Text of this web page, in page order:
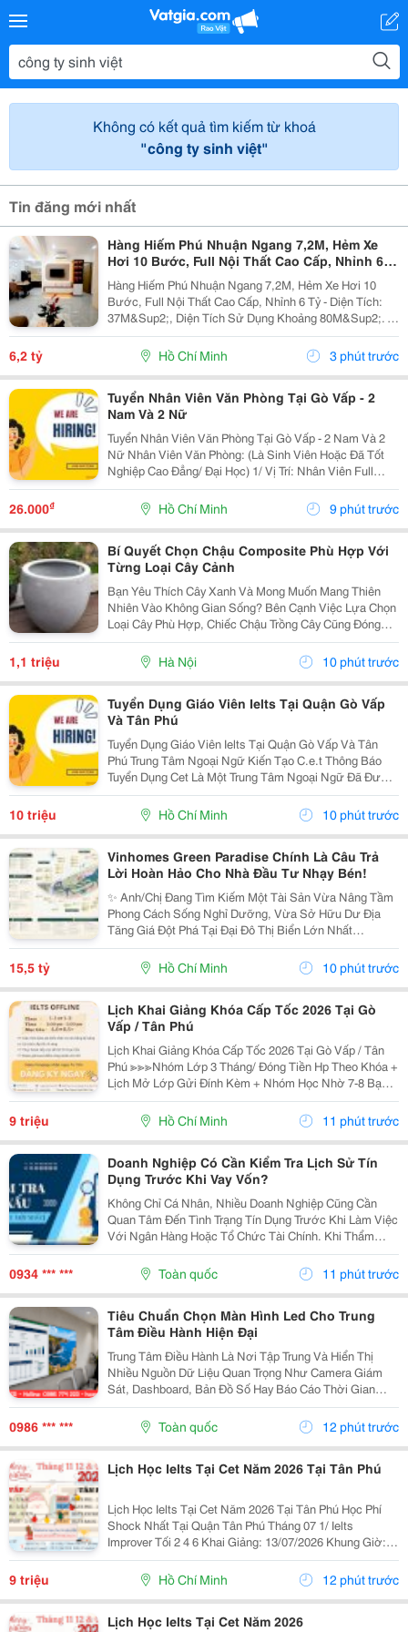
Không có kết quả tìm kiếm từ khoá
"công ty sinh việt"
Tin đăng mới nhất
Hàng Hiếm Phú Nhuận Ngang 7,2M, Hẻm Xe
Hơi 10 Bước, Full Nội Thất Cao Cấp, Nhỉnh 6
Tỷ
Hàng Hiếm Phú Nhuận Ngang 7,2M, Hẻm Xe Hơi 10
Bước, Full Nội Thất Cao Cấp, Nhỉnh 6 Tỷ - Diện Tích:
37M&Sup2;, Diện Tích Sử Dụng Khoảng 80M&Sup2;. -
Kết Cấu: 1 Trệt 1 Lầu, Gồm 3 Phòng Ngủ, 2 Wc; Có 1
Phòng Ngủ Tầng Trệt, Ban Công Thông 2 Phòng...
6,2 tỷ Hồ Chí Minh 3 phút trước
Tuyển Nhân Viên Văn Phòng Tại Gò Vấp - 2
Nam Và 2 Nữ
Tuyển Nhân Viên Văn Phòng Tại Gò Vấp - 2 Nam Và 2
Nữ Nhân Viên Văn Phòng: (Là Sinh Viên Hoặc Đã Tốt
Nghiệp Cao Đẳng/ Đại Học) 1/ Vị Trí: Nhân Viên Full
Time (2 Nam 2 Nữ) Ca Làm: 13:00 Đến 21:00 (1 Tháng
Được Nghỉ Phép 1 Ngày, Và Hưởng Các Ngày...
26.000₫ Hồ Chí Minh 9 phút trước
Bí Quyết Chọn Chậu Composite Phù Hợp Với
Từng Loại Cây Cảnh
Bạn Yêu Thích Cây Xanh Và Mong Muốn Mang Thiên
Nhiên Vào Không Gian Sống? Bên Cạnh Việc Lựa Chọn
Loại Cây Phù Hợp, Chiếc Chậu Trồng Cây Cũng Đóng
Vai Trò Vô Cùng Quan Trọng. Không Chỉ Là Nơi Giúp
Cây Phát Triển Khỏe Mạnh, Chậu Còn Góp Phần Tạo
Nên Vẻ...
1,1 triệu Hà Nội 10 phút trước
Tuyển Dụng Giáo Viên Ielts Tại Quận Gò Vấp
Và Tân Phú
Tuyển Dụng Giáo Viên Ielts Tại Quận Gò Vấp Và Tân
Phú Trung Tâm Ngoại Ngữ Kiến Tạo C.e.t Thông Báo
Tuyển Dụng Cet Là Một Trung Tâm Ngoại Ngữ Đã Được
Thành Lập 16 Năm Chuyên Về Chương Trình Anh Văn
Học Thuật Ielts &Ndash; Toefl Ibt. Trung Tâm...
10 triệu Hồ Chí Minh 10 phút trước
Vinhomes Green Paradise Chính Là Câu Trả
Lời Hoàn Hảo Cho Nhà Đầu Tư Nhạy Bén!
✨ Anh/Chị Đang Tìm Kiếm Một Tài Sản Vừa Nâng Tầm
Phong Cách Sống Nghỉ Dưỡng, Vừa Sở Hữu Dư Địa
Tăng Giá Đột Phá Tại Đại Đô Thị Biển Lớn Nhất
Tp.hcm? Sx11-10 - Phân Khu The Haven Bay (Vịnh
Tiên) - Vinhomes Green Paradise Chính Là Câu Trả Lời
Hoàn...
15,5 tỷ Hồ Chí Minh 10 phút trước
Lịch Khai Giảng Khóa Cấp Tốc 2026 Tại Gò
Vấp / Tân Phú
Lịch Khai Giảng Khóa Cấp Tốc 2026 Tại Gò Vấp / Tân
Phú ≫≫≫Nhóm Lớp 3 Tháng/ Đóng Tiền Hp Theo Khóa +
Lịch Mở Lớp Gửi Đính Kèm + Nhóm Học Nhờ 7-8 Bạn/
Lớp + Giáo Trình Ielts Có Band Điểm Lộ Trình, Sách
Nước Ngoài Bám Sát + Chia Đều 4 Kỹ...
9 triệu Hồ Chí Minh 11 phút trước
Doanh Nghiệp Có Cần Kiểm Tra Lịch Sử Tín
Dụng Trước Khi Vay Vốn?
Không Chỉ Cá Nhân, Nhiều Doanh Nghiệp Cũng Cần
Quan Tâm Đến Tình Trạng Tín Dụng Trước Khi Làm Việc
Với Ngân Hàng Hoặc Tổ Chức Tài Chính. Khi Thẩm
Định Hồ Sơ Vay Vốn, Ngoài Báo Cáo Tài Chính Và Tài
Sản Bảo Đảm, Ngân Hàng Còn Xem Xét Lịch Sử Tín
Dụng...
0934 *** *** Toàn quốc 11 phút trước
Tiêu Chuẩn Chọn Màn Hình Led Cho Trung
Tâm Điều Hành Hiện Đại
Trung Tâm Điều Hành Là Nơi Tập Trung Và Hiển Thị
Nhiều Nguồn Dữ Liệu Quan Trọng Như Camera Giám
Sát, Dashboard, Bản Đồ Số Hay Báo Cáo Thời Gian
Thực. Vì Vậy, Việc Lựa Chọn Màn Hình Led Phù Hợp Sẽ
Ảnh Hưởng Trực Tiếp Đến Hiệu Quả Giám Sát Và Khả
Năng...
0986 *** *** Toàn quốc 12 phút trước
Lịch Học Ielts Tại Cet Năm 2026 Tại Tân Phú
Lịch Học Ielts Tại Cet Năm 2026 Tại Tân Phú Học Phí
Shock Nhất Tại Quận Tân Phú Tháng 07 1/ Ielts
Improver Tối 2 4 6 Khai Giảng: 13/07/2026 Khung Giờ:
18:00 Đến 21:00 Học Phí Ưu Đãi 5% Khi Đăng Ký 2/ Ielts
Basic Tối 3 5 7 Khai...
9 triệu Hồ Chí Minh 12 phút trước
Lịch Học Ielts Tại Cet Năm 2026